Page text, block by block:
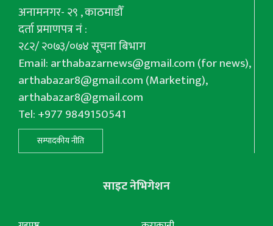
अनामनगर- २९ , काठमाडौँ
दर्ता प्रमाणपत्र नं :
२८२/ २०७३/०७४ सूचना बिभाग
Email:arthabazarnews@gmail.com(for news),
arthabazar8@gmail.com(Marketing),
arthabazar8@gmail.com
Tel: +977 9849150541
सम्पादकीय नीति
साइट नेभिगेशन